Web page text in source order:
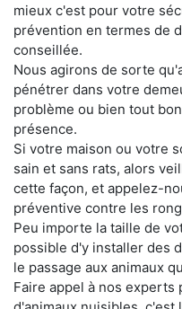
mieux c'est pour votre
prévention en termes de
conseillée.
Nous agirons de sorte
pénétrer dans votre
problème ou bien tout
présence.
Si votre maison ou votre
sain et sans rats, alors
cette façon, et appelez-
préventive contre les
Peu importe la taille de
possible d'y installer des
le passage aux animaux
Faire appel à nos